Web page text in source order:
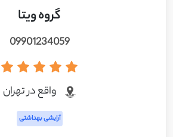
گروه ویتا
09901234059
واقع در تهران
آرایشی بهداشتی